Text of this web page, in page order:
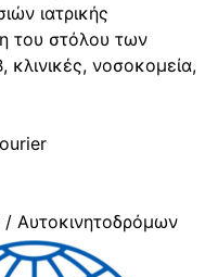
ιατρικής
του στόλου των
νοσοκομεία,
/ Αυτοκινητοδρόμων